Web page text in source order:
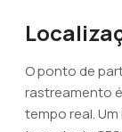
O ponto de
rastreamento
tempo real.